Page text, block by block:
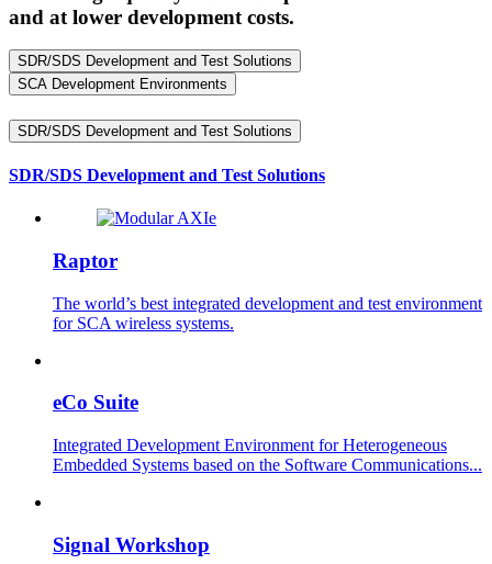
and at lower development costs.
SDR/SDS Development and Test Solutions
SCA Development Environments
SDR/SDS Development and Test Solutions
SDR/SDS Development and Test Solutions
Raptor
The world’s best integrated development and test environment
for SCA wireless systems.
eCo Suite
Integrated Development Environment for Heterogeneous
Embedded Systems based on the Software Communications...
Signal Workshop